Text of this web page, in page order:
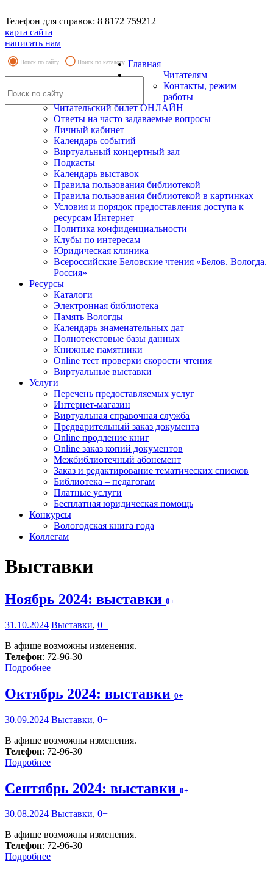
Телефон для справок: 8 8172 759212
карта сайта
написать нам
Поиск по сайту Поиск по каталогу Главная
Читателям
Контакты, режим
работы
Читательский билет ОНЛАЙН
Ответы на часто задаваемые вопросы
Личный кабинет
Календарь событий
Виртуальный концертный зал
Подкасты
Календарь выставок
Правила пользования библиотекой
Правила пользования библиотекой в картинках
Условия и порядок предоставления доступа к
ресурсам Интернет
Политика конфиденциальности
Клубы по интересам
Юридическая клиника
Всероссийские Беловские чтения «Белов. Вологда.
Россия»
Ресурсы
Каталоги
Электронная библиотека
Память Вологды
Календарь знаменательных дат
Полнотекстовые базы данных
Книжные памятники
Online тест проверки скорости чтения
Виртуальные выставки
Услуги
Перечень предоставляемых услуг
Интернет-магазин
Виртуальная справочная служба
Предварительный заказ документа
Online продление книг
Online заказ копий документов
Межбиблиотечный абонемент
Заказ и редактирование тематических списков
Библиотека – педагогам
Платные услуги
Бесплатная юридическая помощь
Конкурсы
Вологодская книга года
Коллегам
Выставки
Ноябрь 2024: выставки 0+
31.10.2024 Выставки, 0+
В афише возможны изменения.
Телефон: 72-96-30
Подробнее
Октябрь 2024: выставки 0+
30.09.2024 Выставки, 0+
В афише возможны изменения.
Телефон: 72-96-30
Подробнее
Сентябрь 2024: выставки 0+
30.08.2024 Выставки, 0+
В афише возможны изменения.
Телефон: 72-96-30
Подробнее